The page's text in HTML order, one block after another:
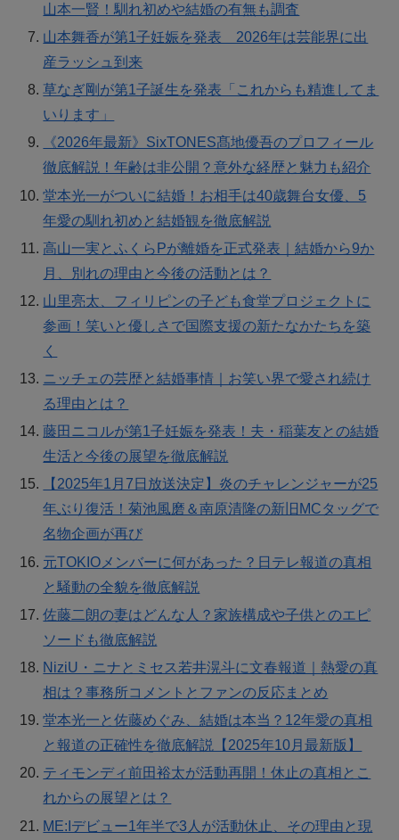
山本一賢！馴れ初めや結婚の有無も調査
山本舞香が第1子妊娠を発表 2026年は芸能界に出
産ラッシュ到来
草なぎ剛が第1子誕生を発表「これからも精進してま
いります」
《2026年最新》SixTONES髙地優吾のプロフィール
徹底解説！年齢は非公開？意外な経歴と魅力も紹介
堂本光一がついに結婚！お相手は40歳舞台女優、5
年愛の馴れ初めと結婚観を徹底解説
高山一実とふくらPが離婚を正式発表｜結婚から9か
月、別れの理由と今後の活動とは？
山里亮太、フィリピンの子ども食堂プロジェクトに
参画！笑いと優しさで国際支援の新たなかたちを築
く
ニッチェの芸歴と結婚事情｜お笑い界で愛され続け
る理由とは？
藤田ニコルが第1子妊娠を発表！夫・稲葉友との結婚
生活と今後の展望を徹底解説
【2025年1月7日放送決定】炎のチャレンジャーが25
年ぶり復活！菊池風磨＆南原清隆の新旧MCタッグで
名物企画が再び
元TOKIOメンバーに何があった？日テレ報道の真相
と騒動の全貌を徹底解説
佐藤二朗の妻はどんな人？家族構成や子供とのエピ
ソードも徹底解説
NiziU・ニナとミセス若井滉斗に文春報道｜熱愛の真
相は？事務所コメントとファンの反応まとめ
堂本光一と佐藤めぐみ、結婚は本当？12年愛の真相
と報道の正確性を徹底解説【2025年10月最新版】
ティモンディ前田裕太が活動再開！休止の真相とこ
れからの展望とは？
ME:Iデビュー1年半で3人が活動休止、その理由と現